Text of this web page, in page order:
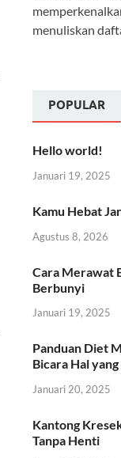
menuliskan
POPULAR
Hello world!
Januari 19, 2025
Kamu Hebat
Agustus 8, 2026
Cara Merawat
Berbunyi
Januari 19, 2025
Panduan Diet
Bicara Hal
Januari 20, 2025
Kantong
Tanpa Henti